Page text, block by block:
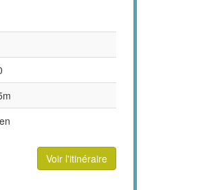
Voir l'itinéraire